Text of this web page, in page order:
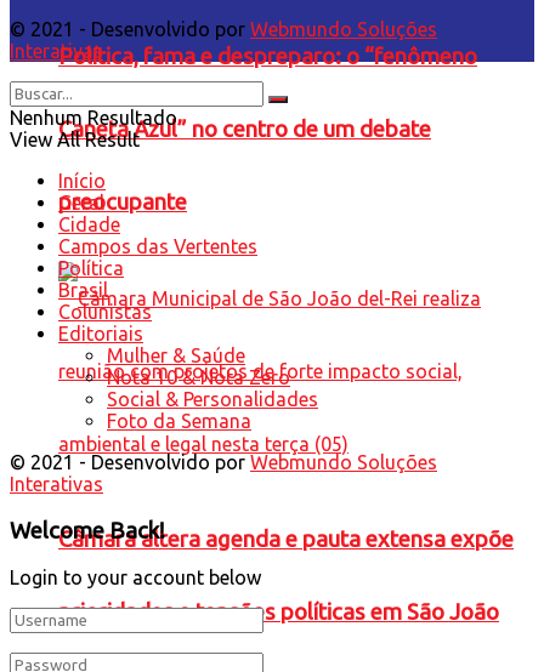
Política, fama e despreparo: o “fenômeno
Caneta Azul” no centro de um debate
preocupante
Câmara altera agenda e pauta extensa expõe
prioridades e tensões políticas em São João
© 2021 - Desenvolvido por Webmundo Soluções
Interativas
Nenhum Resultado
View All Result
Início
Geral
Cidade
Campos das Vertentes
Política
Brasil
Colunistas
Editoriais
Mulher & Saúde
Nota 10 & Nota Zero
Social & Personalidades
Foto da Semana
© 2021 - Desenvolvido por Webmundo Soluções
Interativas
Welcome Back!
Login to your account below